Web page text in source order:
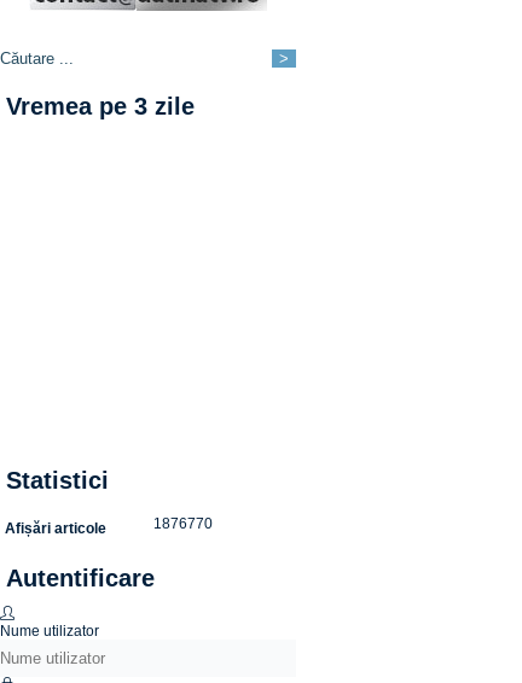
Vremea pe 3 zile
Statistici
Afișări articole 1876770
Autentificare
Nume utilizator